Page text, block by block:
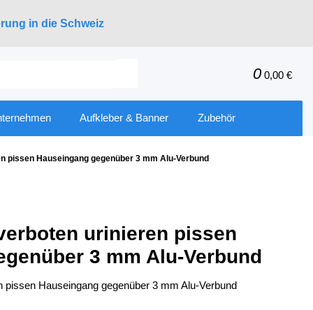
in die Schweiz
0 0,00 €
Aufkleber & Banner Zubehör
pissen Hauseingang gegenüber 3 mm Alu-Verbund
urinieren pissen
3 mm Alu-Verbund
pissen Hauseingang gegenüber 3 mm Alu-Verbund